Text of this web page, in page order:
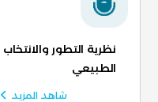
نظرية التطور والانتخاب
الطبيعي
شاهد المزيد